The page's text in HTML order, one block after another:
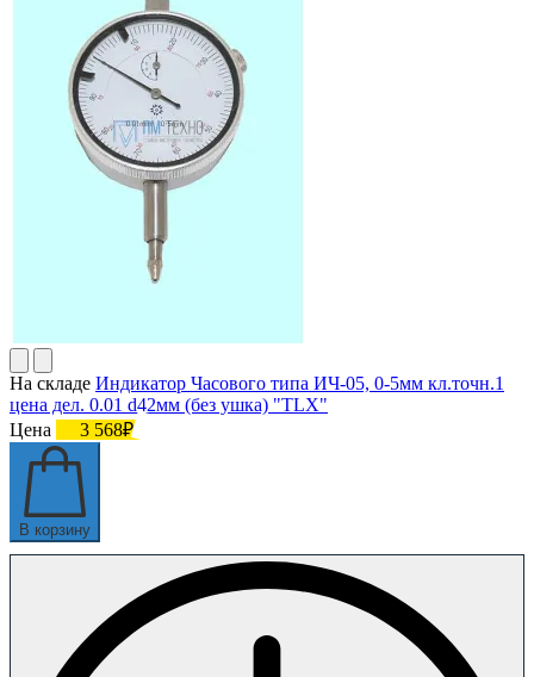
На складе Индикатор Часового типа ИЧ-05, 0-5мм кл.точн.1
цена дел. 0.01 d42мм (без ушка) "TLX"
Цена
3 568₽
В корзину